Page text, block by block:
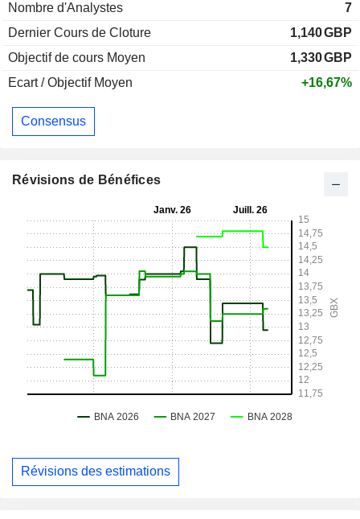
Nombre d'Analystes
7
Dernier Cours de Cloture
1,140GBP
Objectif de cours Moyen
1,330GBP
Ecart / Objectif Moyen
+16,67%
Consensus
Révisions de Bénéfices
Révisions des estimations